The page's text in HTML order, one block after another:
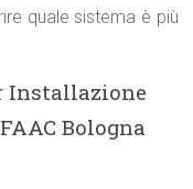
quale sistema è più
Installazione
Bologna